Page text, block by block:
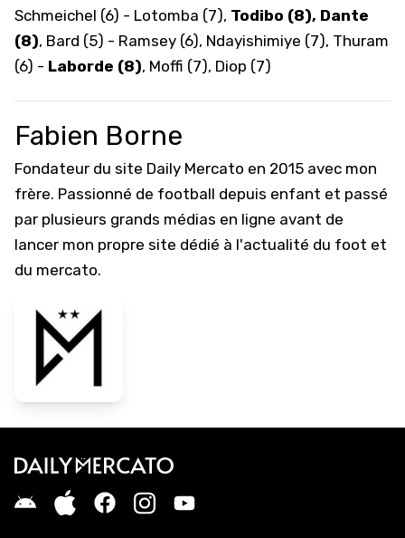
Schmeichel (6) - Lotomba (7), Todibo (8), Dante
(8), Bard (5) - Ramsey (6), Ndayishimiye (7), Thuram
(6) - Laborde (8), Moffi (7), Diop (7)
Fabien Borne
Fondateur du site Daily Mercato en 2015 avec mon
frère. Passionné de football depuis enfant et passé
par plusieurs grands médias en ligne avant de
lancer mon propre site dédié à l'actualité du foot et
du mercato.